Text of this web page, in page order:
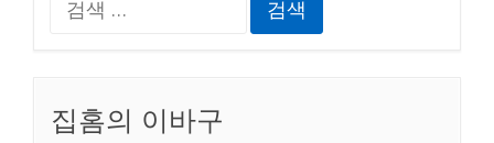
화
집홈의 이바구